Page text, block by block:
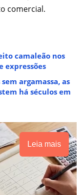
comercial.
camaleão nos
expressões
argamassa, as
há séculos em
Leia mais